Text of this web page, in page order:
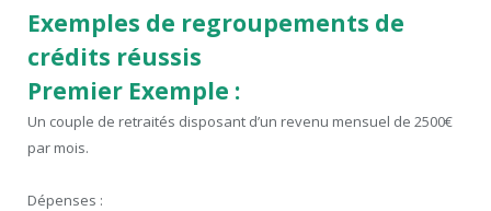
Exemples de regroupements de
crédits réussis
Premier Exemple :
Un couple de retraités disposant d’un revenu mensuel de 2500€
par mois.
Dépenses :